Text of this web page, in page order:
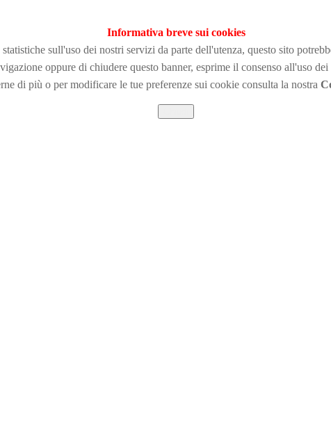
Informativa breve sui cookies
sull'uso dei nostri servizi da parte dell'utenza, questo sito
oppure di chiudere questo banner, esprime il consenso all'uso
di più o per modificare le tue preferenze sui cookie consulta la nostra